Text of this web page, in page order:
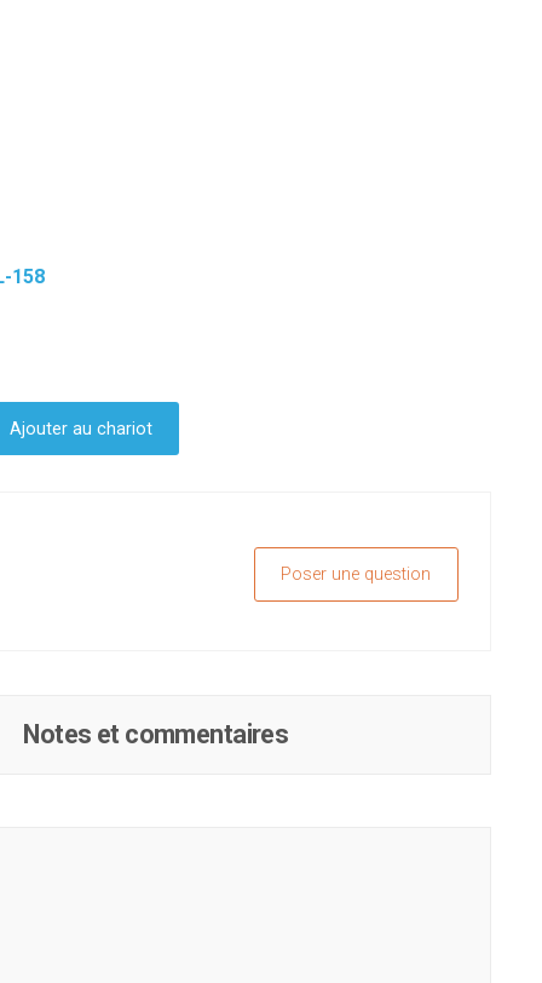
158
Ajouter au chariot
Poser une question
Notes et commentaires